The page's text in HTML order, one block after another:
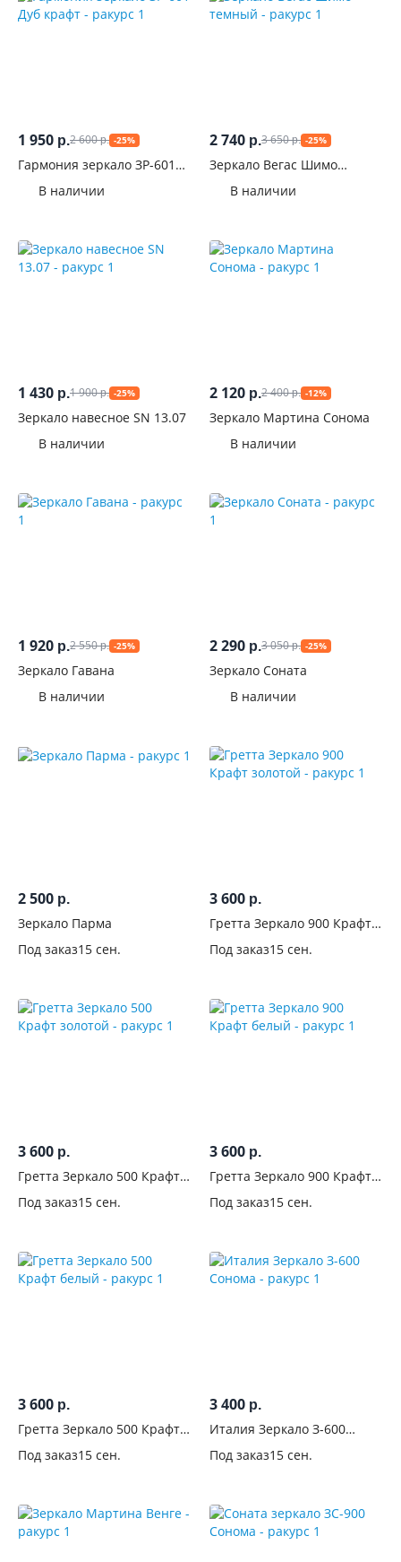
1 950 р.2 600р. -25%
Гармония зеркало ЗР-601
В наличии
2 740 р.3 650р. -25%
Зеркало Вегас Шимо
В наличии
1 430 р.1 900р. -25%
Зеркало навесное SN 13.07
В наличии
2 120 р.2 400р. -12%
Зеркало Мартина Сонома
В наличии
1 920 р.2 550р. -25%
Зеркало Гавана
В наличии
2 290 р.3 050р. -25%
Зеркало Соната
В наличии
2 500 р.
Зеркало Парма
Под заказ15 сен.
3 600 р.
Гретта Зеркало 900 Крафт
Под заказ15 сен.
3 600 р.
Гретта Зеркало 500 Крафт
Под заказ15 сен.
3 600 р.
Гретта Зеркало 900 Крафт
Под заказ15 сен.
3 600 р.
Гретта Зеркало 500 Крафт
Под заказ15 сен.
3 400 р.
Италия Зеркало З-600
Под заказ15 сен.